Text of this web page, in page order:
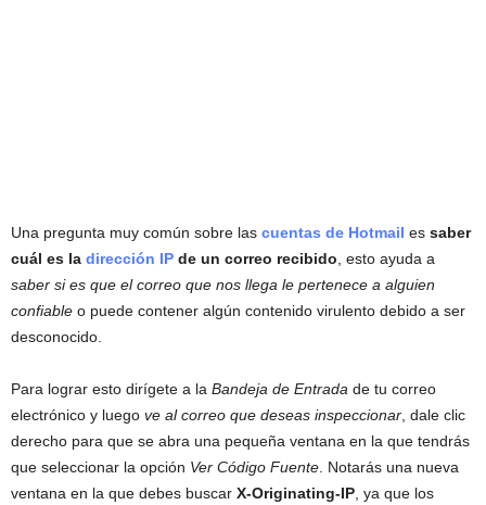
Una pregunta muy común sobre las cuentas de Hotmail es saber
cuál es la dirección IP de un correo recibido , esto ayuda a
saber si es que el correo que nos llega le pertenece a alguien
confiable o puede contener algún contenido virulento debido a ser
desconocido.
Para lograr esto dirígete a la Bandeja de Entrada de tu correo
electrónico y luego ve al correo que deseas inspeccionar , dale clic
derecho para que se abra una pequeña ventana en la que tendrás
que seleccionar la opción Ver Código Fuente . Notarás una nueva
ventana en la que debes buscar X-Originating-IP , ya que los